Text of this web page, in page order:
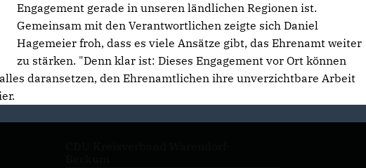
Engagement gerade in unseren ländlichen Regionen ist.
Gemeinsam mit den Verantwortlichen zeigte sich Daniel
Hagemeier froh, dass es viele Ansätze gibt, das Ehrenamt weiter
zu stärken. "Denn klar ist: Dieses Engagement vor Ort können
daransetzen, den Ehrenamtlichen ihre unverzichtbare Arbeit